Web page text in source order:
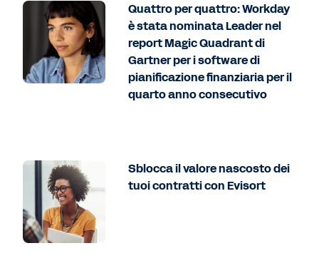
Quattro per quattro: Workday
è stata nominata Leader nel
report Magic Quadrant di
Gartner per i software di
pianificazione finanziaria per il
quarto anno consecutivo
Sblocca il valore nascosto dei
tuoi contratti con Evisort